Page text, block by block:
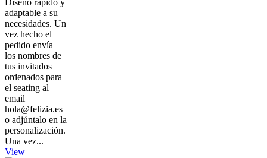
Diseño rápido y
adaptable a su
necesidades. Un
vez hecho el
pedido envía
los nombres de
tus invitados
ordenados para
el seating al
email
hola@felizia.es
o adjúntalo en la
personalización.
Una vez...
View